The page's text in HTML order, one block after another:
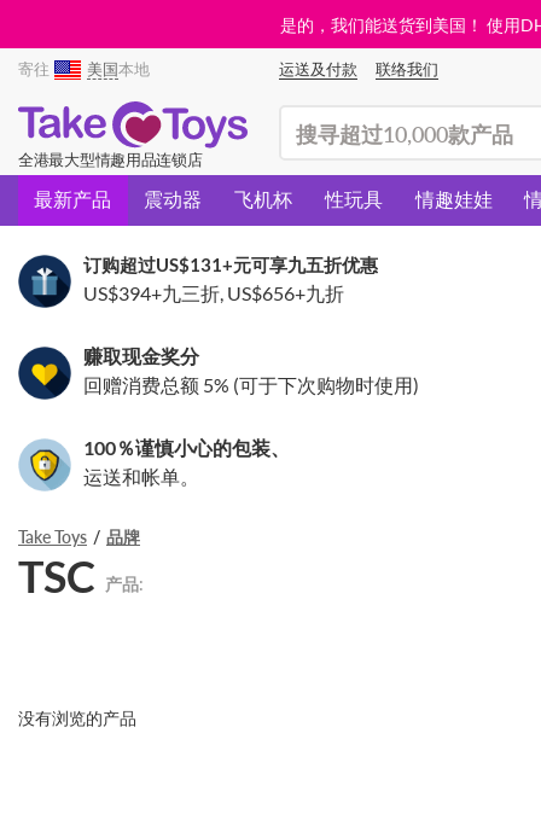
是的，我们能送货到美国！ 使用
寄往 美国本地 运送及付款 联络我们
全港最大型情趣用品连锁店
最新产品 震动器 飞机杯 性玩具 情趣娃娃
订购超过US$131+元可享九五折优惠
US$394+九三折, US$656+九折
赚取现金奖分
回赠消费总额 5% (可于下次购物时使用)
100％谨慎小心的包装、
运送和帐单。
Take Toys 品牌
TSC 产品:
没有浏览的产品